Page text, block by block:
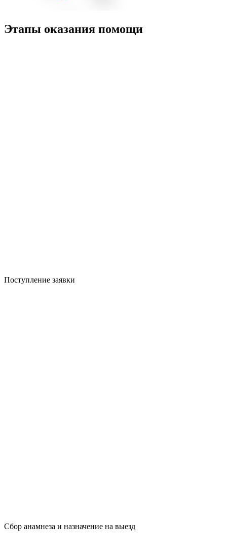
Этапы оказания помощи
Поступление заявки
Сбор анамнеза и назначение на выезд